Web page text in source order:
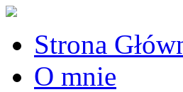
Strona
O mnie